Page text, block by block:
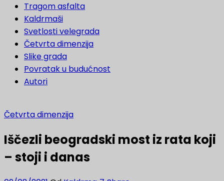
Tragom asfalta
Kaldrmaši
Svetlosti velegrada
Četvrta dimenzija
Slike grada
Povratak u budućnost
Autori
Četvrta dimenzija
Iščezli beogradski most iz rata koji
– stoji i danas